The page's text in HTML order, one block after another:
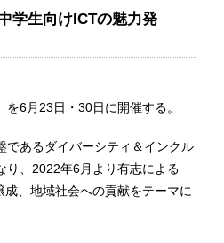
学生向けICTの魅力発
6月23日・30日に開催する。
であるダイバーシティ＆インクル
り、2022年6月より有志による
、地域社会への貢献をテーマに